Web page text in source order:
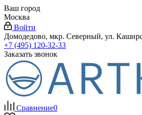
Ваш город
Москва
Войти
Домодедово, мкр. Северный, ул.
+7 (495) 120-32-33
Заказать звонок
Сравнение0